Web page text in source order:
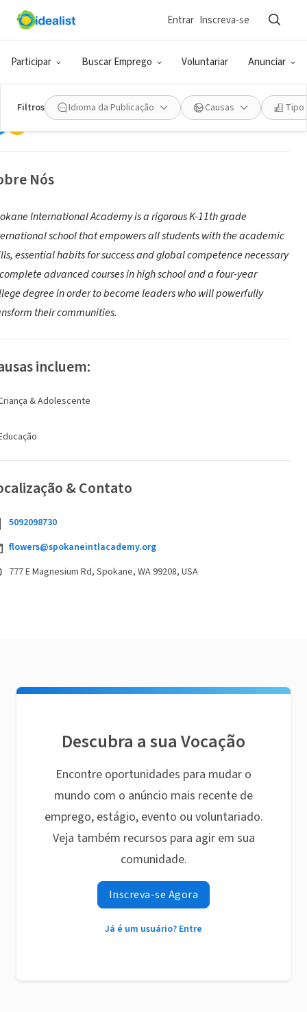
Participar Buscar Emprego Voluntariar Anunciar
Entrar Inscreva-se
Filtros Idioma da Publicação Causas Tipo
ONG (SETOR SOCIAL)
International Academy
www.spokaneintlacademy.org/|app.hirenimble.com/jobs/sia
Nós
International Academy is a rigorous K-11th grade
school that empowers all students with the academic
essential habits for success and global competence necessary
advanced courses in high school and a four-year
degree in order to become leaders who will powerfully
their communities.
incluem:
& Adolescente
& Contato
5092098730
flowers@spokaneintlacademy.org
777 E Magnesium Rd, Spokane, WA 99208, USA
Descubra a sua Vocação
Encontre oportunidades para mudar o
mundo com o anúncio mais recente de
emprego, estágio, evento ou voluntariado.
Veja também recursos para agir em sua
comunidade.
Inscreva-se Agora
Já é um usuário? Entre